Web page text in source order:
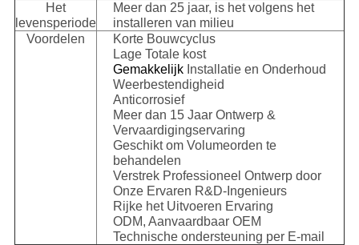
Het
levensperiode
Meer dan 25 jaar, is het volgens het
installeren van milieu
Voordelen
Korte Bouwcyclus
Lage Totale kost
GemakkelijkInstallatie en Onderhoud
Weerbestendigheid
Anticorrosief
Meer dan 15 Jaar Ontwerp &
Vervaardigingservaring
Geschikt om Volumeorden te
behandelen
Verstrek Professioneel Ontwerp door
Onze Ervaren R&D-Ingenieurs
Rijke het Uitvoeren Ervaring
ODM, Aanvaardbaar OEM
Technische ondersteuning per E-mail